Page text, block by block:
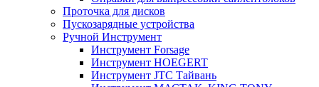
Проточка для дисков
Пускозарядные устройства
Ручной Инструмент
Инструмент Forsage
Инструмент HOEGERT
Инструмент JTC Тайвань